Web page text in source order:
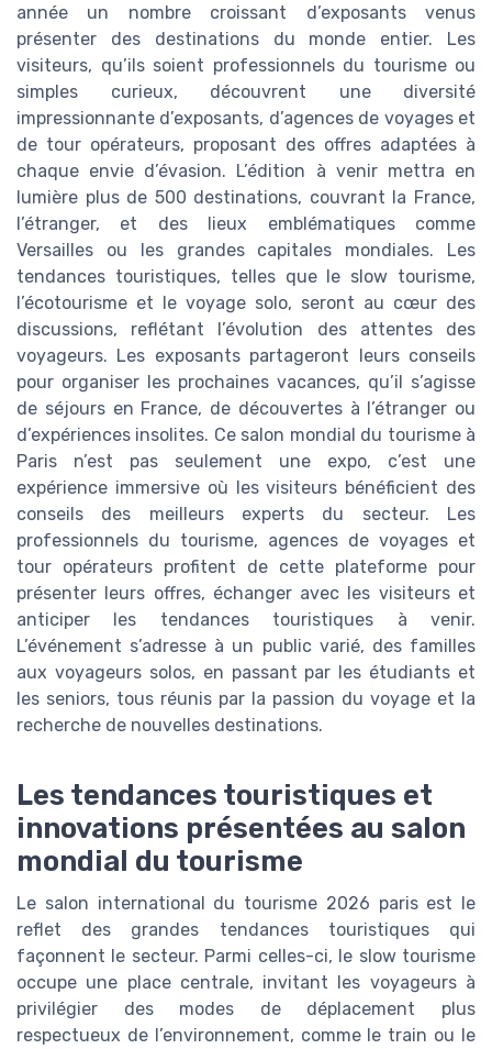
année un nombre croissant d’exposants venus
présenter des destinations du monde entier. Les
visiteurs, qu’ils soient professionnels du tourisme ou
simples curieux, découvrent une diversité
impressionnante d’exposants, d’agences de voyages et
de tour opérateurs, proposant des offres adaptées à
chaque envie d’évasion. L’édition à venir mettra en
lumière plus de 500 destinations, couvrant la France,
l’étranger, et des lieux emblématiques comme
Versailles ou les grandes capitales mondiales. Les
tendances touristiques, telles que le slow tourisme,
l’écotourisme et le voyage solo, seront au cœur des
discussions, reflétant l’évolution des attentes des
voyageurs. Les exposants partageront leurs conseils
pour organiser les prochaines vacances, qu’il s’agisse
de séjours en France, de découvertes à l’étranger ou
d’expériences insolites. Ce salon mondial du tourisme à
Paris n’est pas seulement une expo, c’est une
expérience immersive où les visiteurs bénéficient des
conseils des meilleurs experts du secteur. Les
professionnels du tourisme, agences de voyages et
tour opérateurs profitent de cette plateforme pour
présenter leurs offres, échanger avec les visiteurs et
anticiper les tendances touristiques à venir.
L’événement s’adresse à un public varié, des familles
aux voyageurs solos, en passant par les étudiants et
les seniors, tous réunis par la passion du voyage et la
recherche de nouvelles destinations.
Les tendances touristiques et
innovations présentées au salon
mondial du tourisme
Le salon international du tourisme 2026 paris est le
reflet des grandes tendances touristiques qui
façonnent le secteur. Parmi celles-ci, le slow tourisme
occupe une place centrale, invitant les voyageurs à
privilégier des modes de déplacement plus
respectueux de l’environnement, comme le train ou le